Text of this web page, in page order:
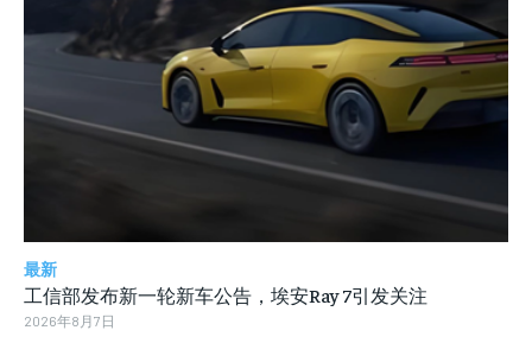
最新
工信部发布新一轮新车公告，埃安Ray 7引发关注
2026年8月7日